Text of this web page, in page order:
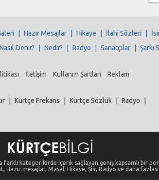
| Hazır Mesajlar | Hikaye | İlahi Sözleri |
Nasıl Denir? | Nedir? | Radyo | Sanatçılar | Şarkı
İletişim Kullanım Şartları Reklam
| Kürtçe Frekans | Kürtçe Sözlük | Radyo |
farklı kategorilerde içerik sağlayan geniş kapsamlı bir
Hazır mesajlar, Masal, Hikaye, Şiir, Radyo ve daha fazlası